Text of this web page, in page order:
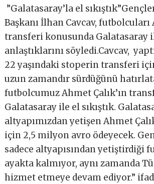
”Galatasaray’la el
Başkanı İlhan Cavcav, futbolcuları
transferi konusunda Galatasaray
anlaştıklarını söyledi.Cavcav,
22 yaşındaki stoperin transferi
uzun zamandır sürdüğünü
futbolcumuz Ahmet Çalık’ın
Galatasaray ile el sıkıştık.
altyapımızdan yetişen Ahmet
için 2,5 milyon avro ödeyecek.
sadece altyapısından yetiştirdiği
ayakta kalmıyor, aynı zamanda
hizmet etmeye devam ediyor.”